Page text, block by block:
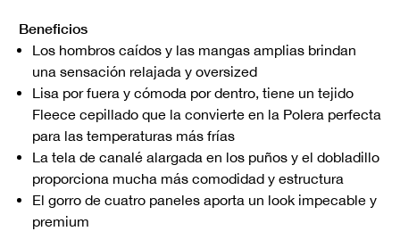
Beneficios
Los hombros caídos y las mangas amplias brindan
una sensación relajada y oversized
Lisa por fuera y cómoda por dentro, tiene un tejido
Fleece cepillado que la convierte en la Polera perfecta
para las temperaturas más frías
La tela de canalé alargada en los puños y el dobladillo
proporciona mucha más comodidad y estructura
El gorro de cuatro paneles aporta un look impecable y
premium